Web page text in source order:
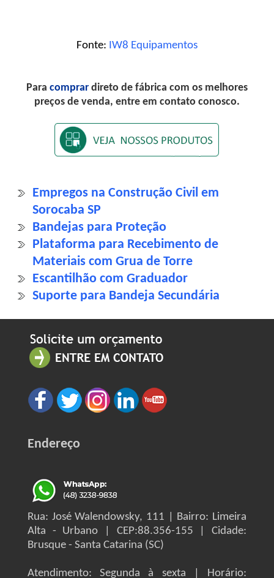
Fonte: IW8 Equipamentos
Para comprar direto de fábrica com os melhores
preços de venda, entre em contato conosco.
Empregos na Construção Civil em
Sorocaba SP
Bandejas para Proteção
Plataforma para Recebimento de
Materiais com Grua de Torre
Escantilhão com Graduador
Suporte para Bandeja Secundária
Endereço
Rua: José Walendowsky, 111 | Bairro: Limeira
Alta - Urbano | CEP:88.356-155 | Cidade:
Brusque - Santa Catarina (SC)
Atendimento: Segunda à sexta | Horário: